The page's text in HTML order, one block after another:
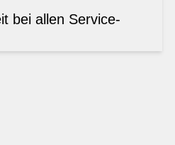
bei allen Service-